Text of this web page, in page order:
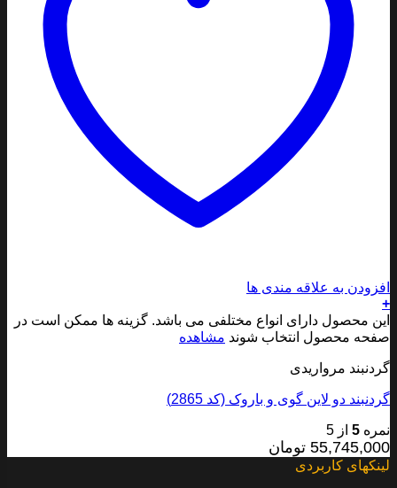
افزودن به علاقه مندی ها
+
این محصول دارای انواع مختلفی می باشد. گزینه ها ممکن است در
صفحه محصول انتخاب شوند مشاهده
گردنبند مرواریدی
گردنبند دو لاین گوی و باروک (کد 2865)
نمره 5 از 5
55,745,000 تومان
لینکهای کاربردی